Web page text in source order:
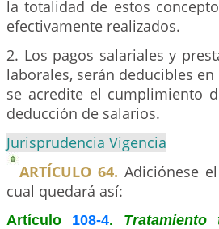
la totalidad de estos
efectivamente realizados.
2. Los pagos salariales y
laborales, serán deducibles
se acredite el cumplimiento
deducción de salarios.
Jurisprudencia Vigencia
ARTÍCULO 64. Adiciónese
cual quedará así:
Artículo 108-4.